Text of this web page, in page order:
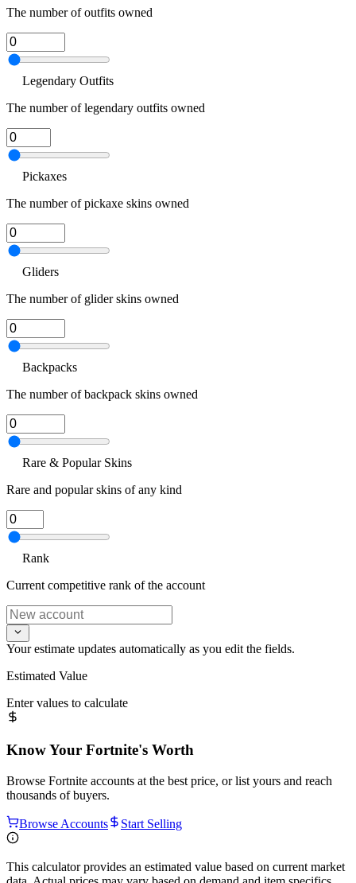
The number of outfits owned
Legendary Outfits
The number of legendary outfits owned
Pickaxes
The number of pickaxe skins owned
Gliders
The number of glider skins owned
Backpacks
The number of backpack skins owned
Rare & Popular Skins
Rare and popular skins of any kind
Rank
Current competitive rank of the account
Your estimate updates automatically as you edit the fields.
Estimated Value
Enter values to calculate
Know Your Fortnite's Worth
Browse Fortnite accounts at the best price, or list yours and reach
thousands of buyers.
Browse Accounts Start Selling
This calculator provides an estimated value based on current market